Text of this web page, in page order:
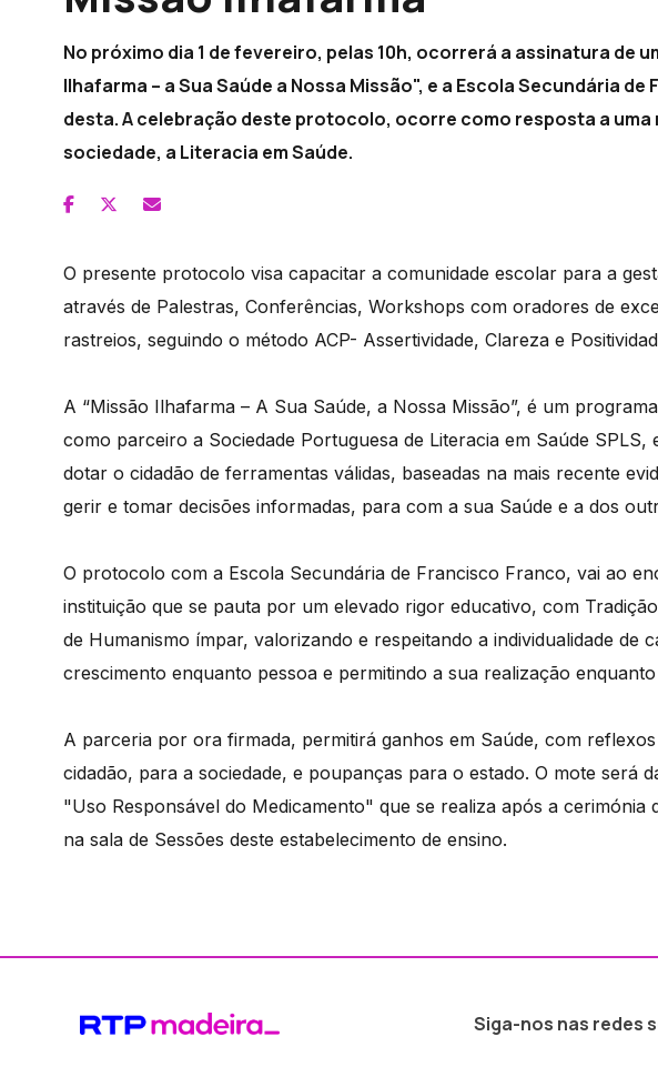
No próximo dia 1 de fevereiro, pelas 10h, ocorrerá a assinatura de
Ilhafarma – a Sua Saúde a Nossa Missão", e a Escola Secundária
desta. A celebração deste protocolo, ocorre como resposta a uma
sociedade, a Literacia em Saúde.
O presente protocolo visa capacitar a comunidade escolar para a
através de Palestras, Conferências, Workshops com oradores de
rastreios, seguindo o método ACP- Assertividade, Clareza e
A “Missão Ilhafarma – A Sua Saúde, a Nossa Missão”, é um
como parceiro a Sociedade Portuguesa de Literacia em Saúde
dotar o cidadão de ferramentas válidas, baseadas na mais recente
gerir e tomar decisões informadas, para com a sua Saúde e a dos
O protocolo com a Escola Secundária de Francisco Franco, vai ao
instituição que se pauta por um elevado rigor educativo, com
de Humanismo ímpar, valorizando e respeitando a individualidade de
crescimento enquanto pessoa e permitindo a sua realização
A parceria por ora firmada, permitirá ganhos em Saúde, com
cidadão, para a sociedade, e poupanças para o estado. O mote será
"Uso Responsável do Medicamento" que se realiza após a cerimónia
na sala de Sessões deste estabelecimento de ensino.
Siga-nos nas redes